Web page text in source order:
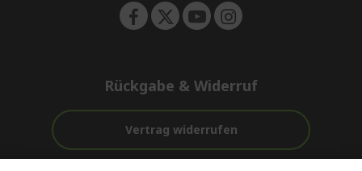
Rückgabe & Widerruf
Vertrag widerrufen